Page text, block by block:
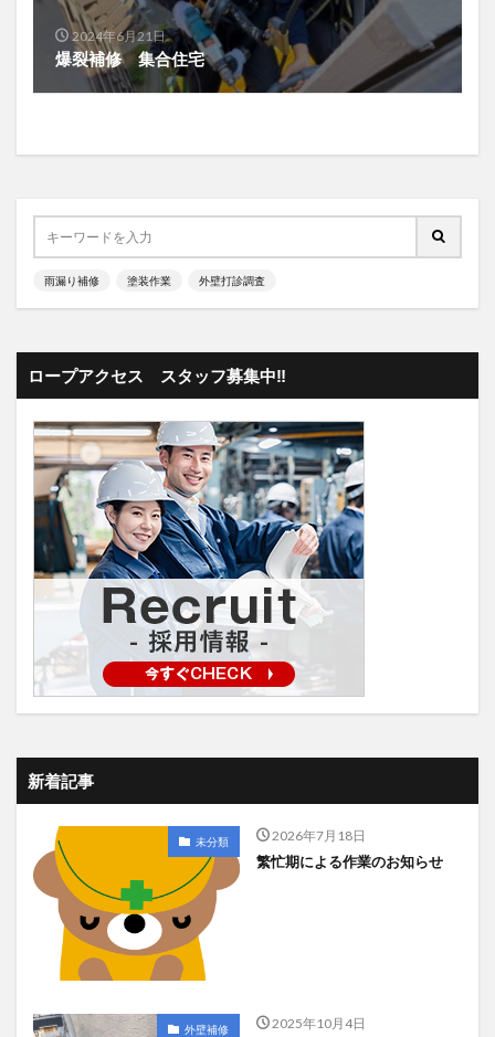
2024年6月21日
爆裂補修 集合住宅
雨漏り補修 塗装作業 外壁打診調査
ロープアクセス スタッフ募集中‼
新着記事
未分類 2026年7月18日
繁忙期による作業のお知らせ
外壁補修 2025年10月4日